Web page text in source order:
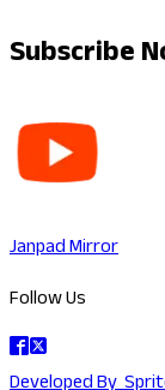
Subscribe
Janpad Mirror
Follow Us